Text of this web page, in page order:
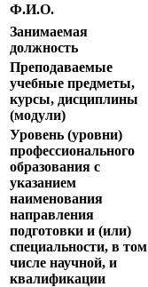
Ф.И.О.
Занимаемая
должность
Преподаваемые
учебные предметы,
курсы, дисциплины
(модули)
Уровень (уровни)
профессионального
образования с
указанием
наименования
направления
подготовки и (или)
специальности, в том
числе научной, и
квалификации